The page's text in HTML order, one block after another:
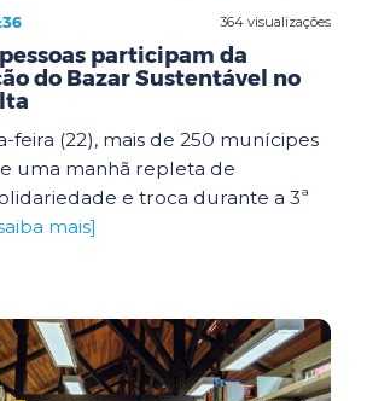
364 visualizações
participam da
do Bazar Sustentável no
feira (22), mais de 250 munícipes
uma manhã repleta de
e troca durante a 3ª
mais]